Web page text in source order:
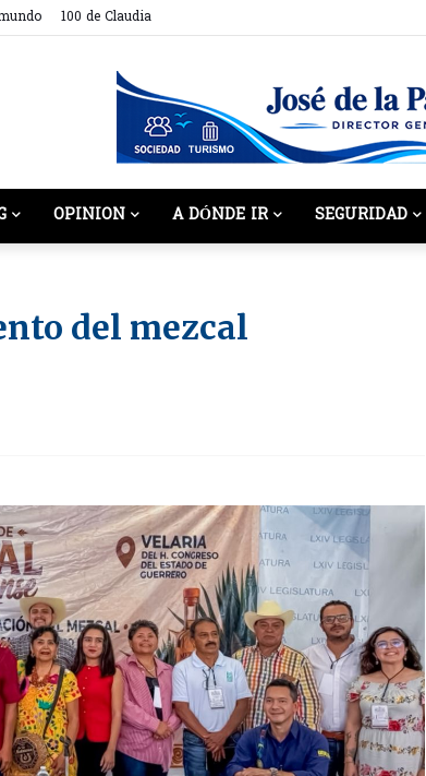
100 de Claudia
OPINION A DÓNDE IR SEGURIDAD
del mezcal